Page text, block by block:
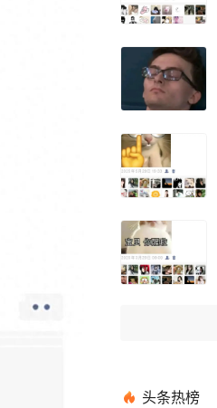
头条热榜